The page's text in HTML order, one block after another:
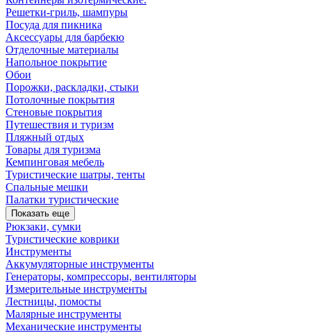
Решетки-гриль, шампуры
Посуда для пикника
Аксессуары для барбекю
Отделочные материалы
Напольное покрытие
Обои
Порожки, раскладки, стыки
Потолочные покрытия
Стеновые покрытия
Путешествия и туризм
Пляжный отдых
Товары для туризма
Кемпинговая мебель
Туристические шатры, тенты
Спальные мешки
Палатки туристические
Показать еще
Рюкзаки, сумки
Туристические коврики
Инструменты
Аккумуляторные инструменты
Генераторы, компрессоры, вентиляторы
Измерительные инструменты
Лестницы, помосты
Малярные инструменты
Механические инструменты